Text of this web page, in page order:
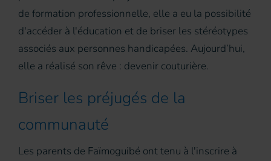
de formation professionnelle, elle a eu la possibilité
d'accéder à l'éducation et de briser les stéréotypes
associés aux personnes handicapées. Aujourd’hui,
elle a réalisé son rêve : devenir couturière.
Briser les préjugés de la
communauté
Les parents de Faïmoguibé ont tenu à l'inscrire à